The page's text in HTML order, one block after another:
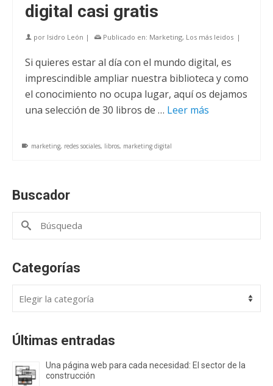
digital casi gratis
por Isidro León | Publicado en: Marketing, Los más leidos |
Si quieres estar al día con el mundo digital, es
imprescindible ampliar nuestra biblioteca y como
el conocimiento no ocupa lugar, aquí os dejamos
una selección de 30 libros de … Leer más
marketing, redes sociales, libros, marketing digital
Buscador
Buscar
por:
Categorías
Últimas entradas
Una página web para cada necesidad: El sector de la
construcción